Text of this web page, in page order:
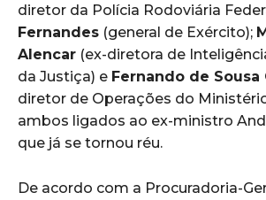
diretor da Polícia Rodoviária
Fernandes (general de Exército);
Alencar (ex-diretora de
da Justiça) e Fernando de Sousa
diretor de Operações do
ambos ligados ao ex-ministro
que já se tornou réu.
De acordo com a Procuradoria-